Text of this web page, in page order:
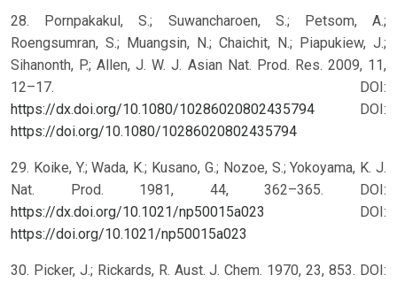
28. Pornpakakul, S.; Suwancharoen, S.; Petsom, A.;
Roengsumran, S.; Muangsin, N.; Chaichit, N.; Piapukiew, J.;
Sihanonth, P.; Allen, J. W. J. Asian Nat. Prod. Res. 2009, 11,
12–17. DOI:
https://dx.doi.org/10.1080/10286020802435794
DOI:
https://doi.org/10.1080/10286020802435794
29. Koike, Y.; Wada, K.; Kusano, G.; Nozoe, S.; Yokoyama, K. J.
Nat. Prod. 1981, 44, 362–365. DOI:
https://dx.doi.org/10.1021/np50015a023
DOI:
https://doi.org/10.1021/np50015a023
30. Picker, J.; Rickards, R. Aust. J. Chem. 1970, 23, 853. DOI: